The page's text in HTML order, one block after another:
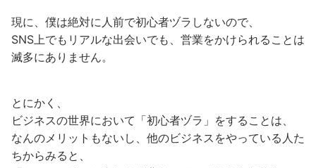
現に、僕は絶対に人前で初心者ヅラしないので、
SNS上でもリアルな出会いでも、営業をかけられることは
滅多にありません。
とにかく、
ビジネスの世界において「初心者ヅラ」をすることは、
なんのメリットもないし、他のビジネスをやっている人た
ちからみると、